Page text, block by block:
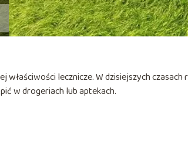
lecznicze. W dzisiejszych
w drogeriach lub aptekach.